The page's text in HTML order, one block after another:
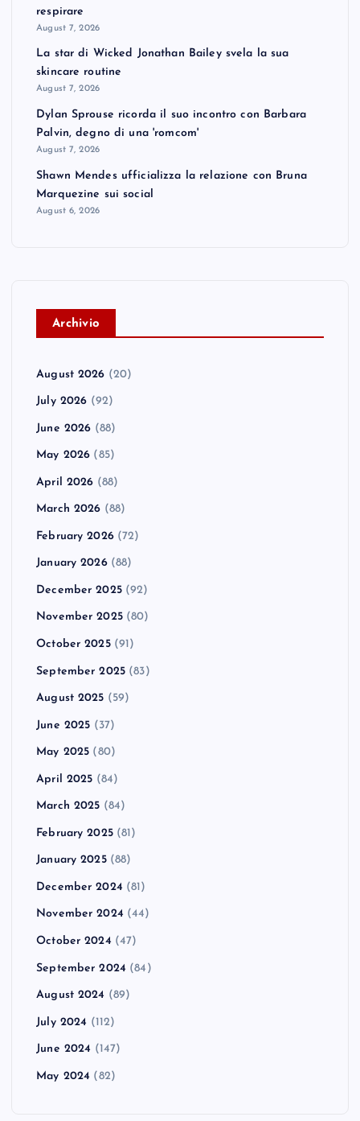
respirare
August 7, 2026
La star di Wicked Jonathan Bailey svela la sua
skincare routine
August 7, 2026
Dylan Sprouse ricorda il suo incontro con Barbara
Palvin, degno di una 'romcom'
August 7, 2026
Shawn Mendes ufficializza la relazione con Bruna
Marquezine sui social
August 6, 2026
Archivio
August 2026 (20)
July 2026 (92)
June 2026 (88)
May 2026 (85)
April 2026 (88)
March 2026 (88)
February 2026(72)
January 2026(88)
December 2025(92)
November 2025(80)
October 2025(91)
September 2025 (83)
August 2025 (59)
June 2025 (37)
May 2025 (80)
April 2025 (84)
March 2025 (84)
February 2025(81)
January 2025(88)
December 2024 (81)
November 2024 (44)
October 2024 (47)
September 2024 (84)
August 2024 (89)
July 2024 (112)
June 2024 (147)
May 2024 (82)